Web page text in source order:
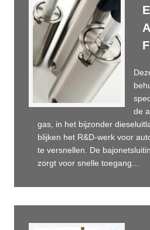
de
gas, in het bijzonder
blijken het R&D-werk voor
te versnellen. De
zorgt voor snelle toegang...